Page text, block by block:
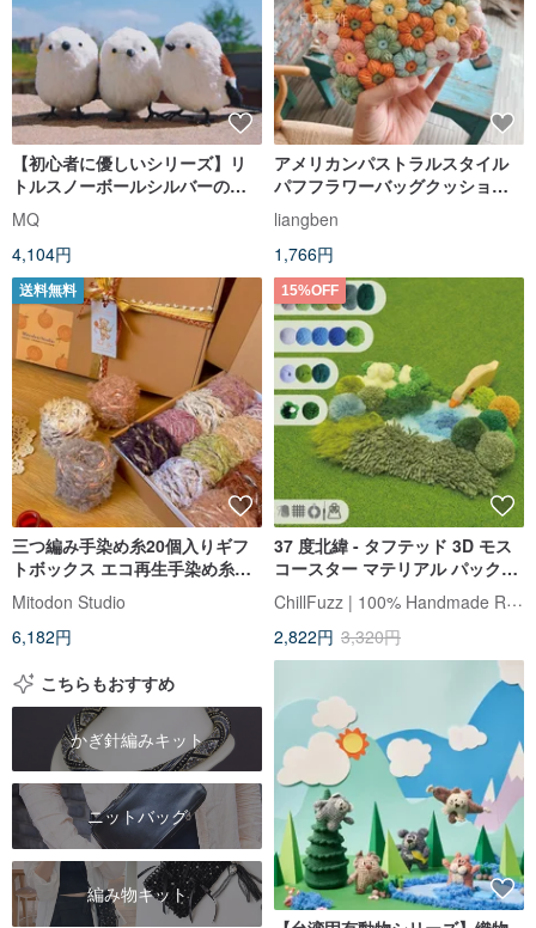
【初心者に優しいシリーズ】リ
トルスノーボールシルバーのど
ぐろエナガ DIY素材パック オリ
ジナルぬいぐるみ
MQ
4,104円
アメリカンパストラルスタイル
パフフラワーバッグクッション
斜めバッグフラワーバッグ春と
夏のバッグ素材バッグDIYウール
バッグ
liangben
1,766円
送料無料
三つ編み手染め糸20個入りギフ
トボックス エコ再生手染め糸ギ
フトセット 編み物毛糸セット 手
作り
Mitodon Studio
6,182円
15%OFF
37 度北緯 - タフテッド 3D モス
コースター マテリアル パック
DIY 織りキット
ChillFuzz | 100% Handmade Rug
2,822円 3,320円
こちらもおすすめ
かぎ針編みキット
ニットバッグ
編み物キット